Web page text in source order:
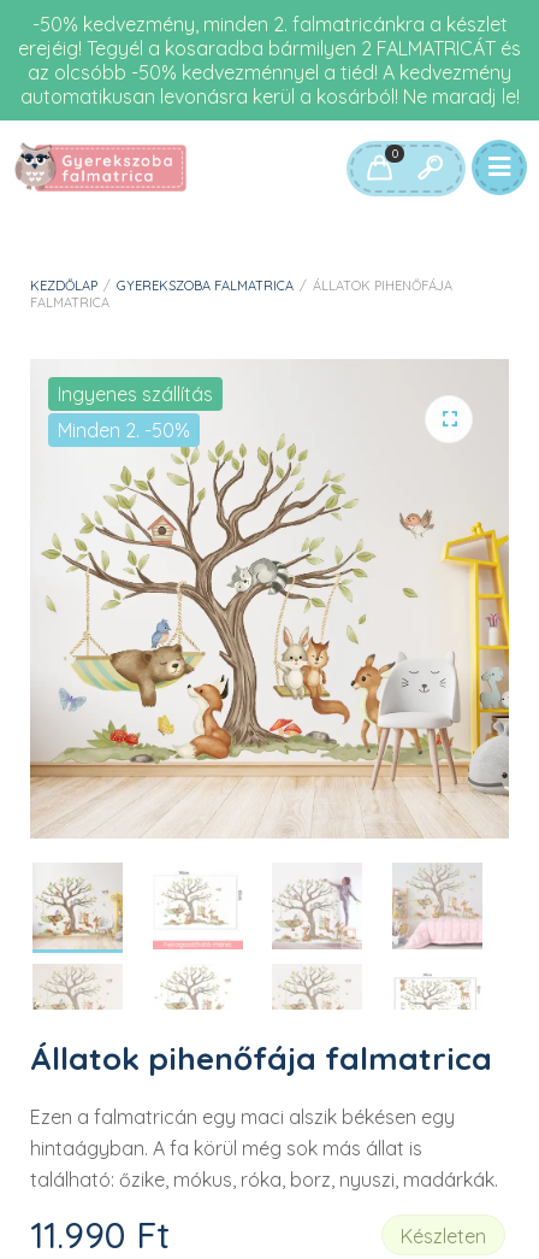
-50% kedvezmény, minden 2. falmatricánkra a készlet
erejéig! Tegyél a kosaradba bármilyen 2 FALMATRICÁT és
az olcsóbb -50% kedvezménnyel a tiéd! A kedvezmény
automatikusan levonásra kerül a kosárból! Ne maradj le!
0
KEZDŐLAP / GYEREKSZOBA FALMATRICA / ÁLLATOK PIHENŐFÁJA
FALMATRICA
Minden 2. -50%
Ingyenes szállítás
Állatok pihenőfája falmatrica
Ezen a falmatricán egy maci alszik békésen egy
hintaágyban. A fa körül még sok más állat is
található: őzike, mókus, róka, borz, nyuszi, madárkák.
11.990 Ft Készleten